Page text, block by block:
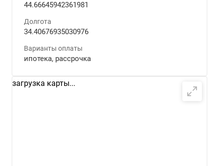
44.66645942361981
Долгота
34.40676935030976
Варианты оплаты
ипотека, рассрочка
загрузка карты...